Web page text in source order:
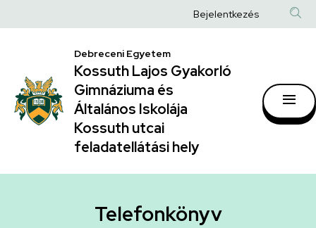
|
Kossuth
Lajos
Gyakorló
Gimnáziuma
Általános
a
Anonim
fiók
Bejelentkezés
Debreceni Egyetem
Kossuth Lajos Gyakorló
Gimnáziuma és
Általános Iskolája
Kossuth utcai
feladatellátási hely
Telefonkönyv